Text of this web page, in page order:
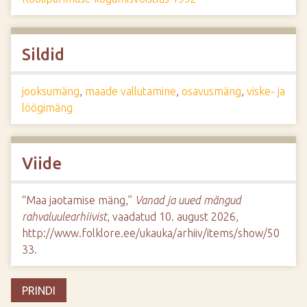
Sildid
jooksumäng, maade vallutamine, osavusmäng, viske- ja
löögimäng
Viide
“Maa jaotamise mäng,” Vanad ja uued mängud
rahvaluulearhiivist, vaadatud 10. august 2026,
http://www.folklore.ee/ukauka/arhiiv/items/show/50
33.
PRINDI